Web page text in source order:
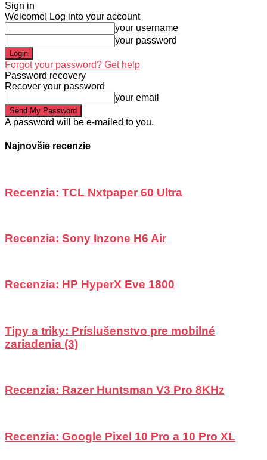
Sign in
Welcome! Log into your account
your username
your password
Forgot your password? Get help
Password recovery
Recover your password
your email
A password will be e-mailed to you.
Najnovšie recenzie
Recenzia: TCL Nxtpaper 60 Ultra
Recenzia: Sony Inzone H6 Air
Recenzia: HP HyperX Eve 1800
Tipy a triky: Príslušenstvo pre mobilné
zariadenia (3)
Recenzia: Razer Huntsman V3 Pro 8KHz
Recenzia: Google Pixel 10 Pro a 10 Pro XL